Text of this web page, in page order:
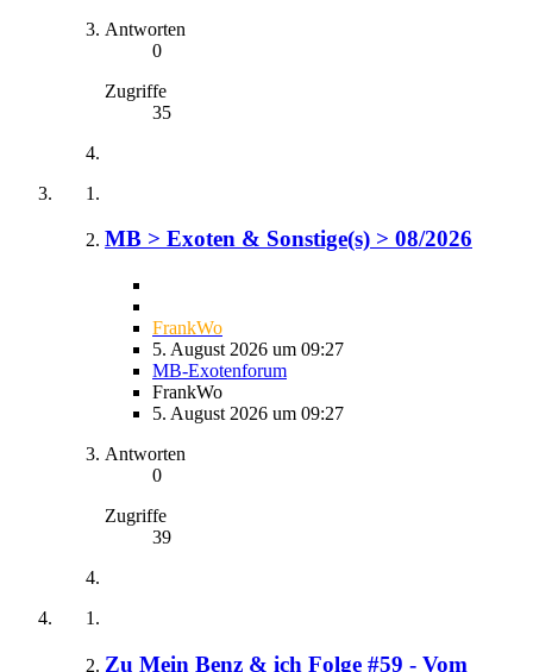
Antworten
0
Zugriffe
35
MB > Exoten & Sonstige(s) > 08/2026
FrankWo
5. August 2026 um 09:27
MB-Exotenforum
FrankWo
5. August 2026 um 09:27
Antworten
0
Zugriffe
39
Zu Mein Benz & ich Folge #59 - Vom